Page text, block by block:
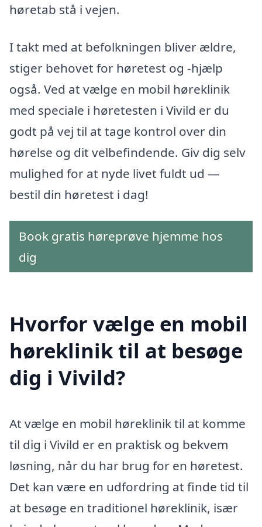
høretab stå i vejen.
I takt med at befolkningen bliver ældre,
stiger behovet for høretest og -hjælp
også. Ved at vælge en mobil høreklinik
med speciale i høretesten i Vivild er du
godt på vej til at tage kontrol over din
hørelse og dit velbefindende. Giv dig selv
mulighed for at nyde livet fuldt ud —
bestil din høretest i dag!
Book gratis høreprøve hjemme hos
dig
Hvorfor vælge en mobil
høreklinik til at besøge
dig i Vivild?
At vælge en mobil høreklinik til at komme
til dig i Vivild er en praktisk og bekvem
løsning, når du har brug for en høretest.
Det kan være en udfordring at finde tid til
at besøge en traditionel høreklinik, især